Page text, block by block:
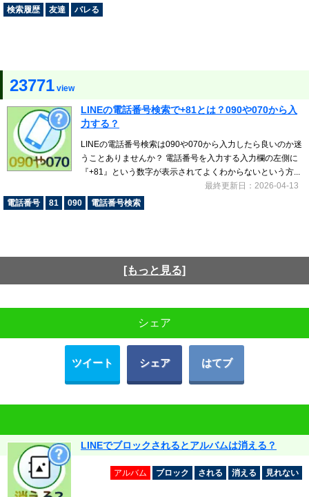
検索履歴
友達 バレる
23771 view
LINEの電話番号検索で+81とは？090や070から入
力する？
LINEの電話番号検索は090や070から入力したら良いのか迷
うことありませんか？ 電話番号を入力する入力欄の左側に
『+81』という数字が表示されてよくわからないという方...
最終更新日：2026-04-13
電話番号
81 090 電話番号検索
[もっと見る]
シェア
ツイート シェア はてブ
LINEでブロックされるとアルバムは消える？
アルバム ブロック される 消える 見れない